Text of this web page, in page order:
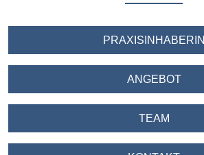
PRAXISINHABERIN
ANGEBOT
TEAM